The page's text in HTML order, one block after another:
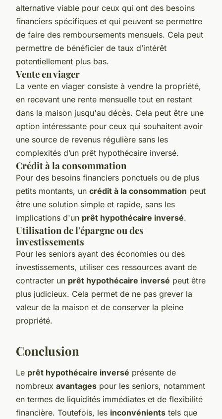
alternative viable pour ceux qui ont des besoins
financiers spécifiques et qui peuvent se permettre
de faire des remboursements mensuels. Cela peut
permettre de bénéficier de taux d’intérêt
potentiellement plus bas.
Vente en viager
La vente en viager consiste à vendre la propriété,
en recevant une rente mensuelle tout en restant
dans la maison jusqu'au décès. Cela peut être une
option intéressante pour ceux qui souhaitent avoir
une source de revenus régulière sans les
complexités d’un prêt hypothécaire inversé.
Crédit à la consommation
Pour des besoins financiers ponctuels ou de plus
petits montants, un crédit à la consommation peut
être une solution simple et rapide, sans les
implications d'un prêt hypothécaire inversé.
Utilisation de l'épargne ou des
investissements
Pour les seniors ayant des économies ou des
investissements, utiliser ces ressources avant de
contracter un prêt hypothécaire inversé peut être
plus judicieux. Cela permet de ne pas grever la
valeur de la maison et de conserver la pleine
propriété.
Conclusion
Le prêt hypothécaire inversé présente de
nombreux avantages pour les seniors, notamment
en termes de liquidités immédiates et de flexibilité
financière. Toutefois, les inconvénients tels que